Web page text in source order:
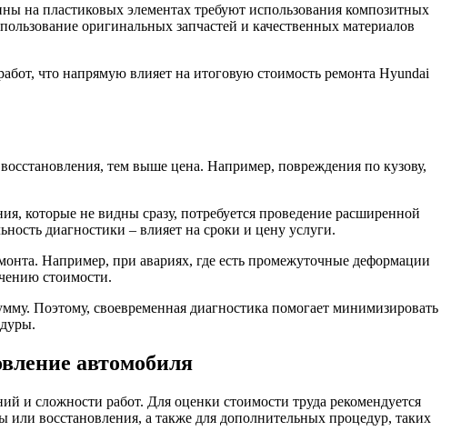
на пластиковых элементах требуют использования композитных
оригинальных запчастей и качественных материалов
что напрямую влияет на итоговую стоимость ремонта Hyundai
тем выше цена. Например, повреждения по кузову,
которые не видны сразу, потребуется проведение расширенной
диагностики – влияет на сроки и цену услуги.
Например, при авариях, где есть промежуточные деформации
стоимости.
Поэтому, своевременная диагностика помогает минимизировать
автомобиля
и сложности работ. Для оценки стоимости труда рекомендуется
или восстановления, а также для дополнительных процедур, таких